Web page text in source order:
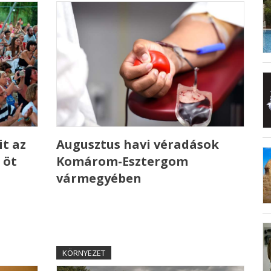
az
öt
Augusztus havi véradások
Komárom-Esztergom
vármegyében
KÖRNYEZET